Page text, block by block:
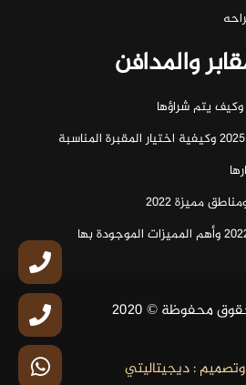
والمدافن
وكيف يتم شراؤها
مميزة 2022
محفوظة © 2020
: ديجيتاليتي